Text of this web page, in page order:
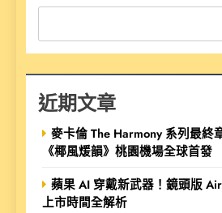
近期文章
麥卡倫 The Harmony 系列最終
《椰風煖韻》桃園機場全球首發
蘋果 AI 穿戴新武器！鏡頭版
上市時間全解析